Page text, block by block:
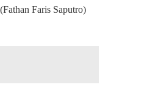
Faris Saputro)